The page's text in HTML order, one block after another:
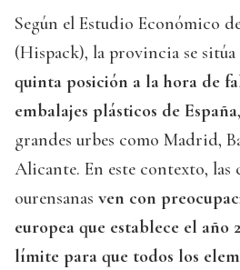
Según el Estudio Económico
(Hispack), la provincia se
quinta posición a la hora de
embalajes plásticos de España
grandes urbes como Madrid,
Alicante. En este contexto, las
ourensanas ven con
europea que establece el año
límite para que todos los